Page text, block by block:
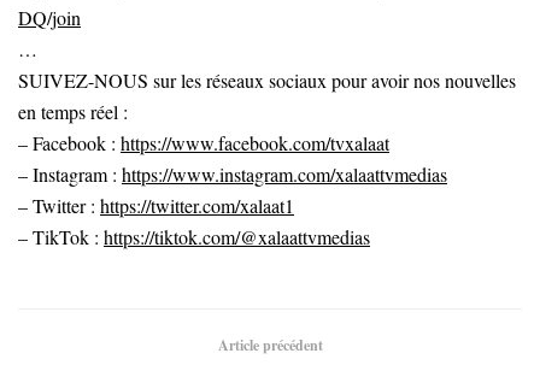
DQ/join
…
SUIVEZ-NOUS sur les réseaux sociaux pour avoir nos nouvelles
en temps réel :
– Facebook : https://www.facebook.com/tvxalaat
– Instagram : https://www.instagram.com/xalaattvmedias
– Twitter : https://twitter.com/xalaat1
– TikTok : https://tiktok.com/@xalaattvmedias
Article précédent